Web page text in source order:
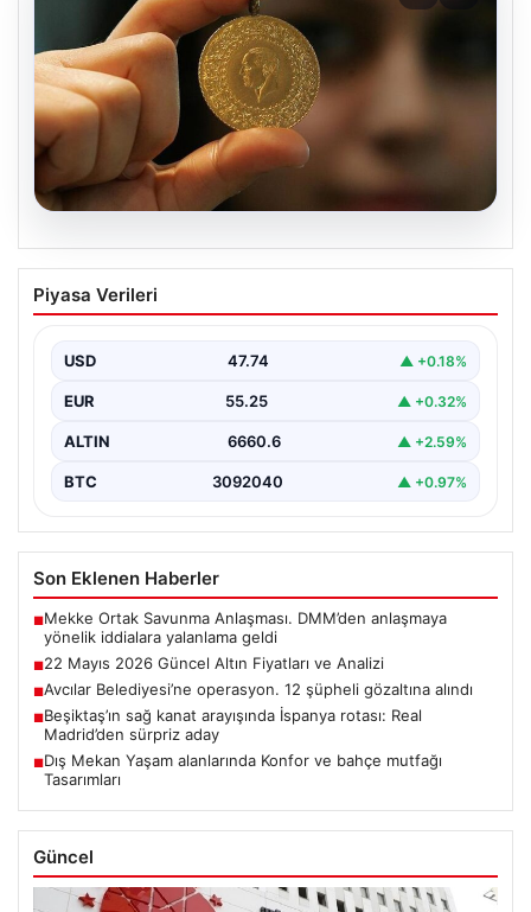
06.08.2026
22 Mayıs 2026 Güncel Altın Fiyatları ve
Analizi
hareketlilik yatırımcıların ve ilgili piyasa uzmanlarının
en…
Piyasa Verileri
USD 47.74 ▲ +0.18%
EUR 55.25 ▲ +0.32%
ALTIN 6660.6 ▲ +2.59%
BTC 3092040 ▲ +0.97%
Son Eklenen Haberler
■Mekke Ortak Savunma Anlaşması. DMM’den anlaşmaya
yönelik iddialara yalanlama geldi
■22 Mayıs 2026 Güncel Altın Fiyatları ve Analizi
■Avcılar Belediyesi’ne operasyon. 12 şüpheli gözaltına alındı
■Beşiktaş’ın sağ kanat arayışında İspanya rotası: Real
Madrid’den sürpriz aday
■Dış Mekan Yaşam alanlarında Konfor ve bahçe mutfağı
Tasarımları
Güncel